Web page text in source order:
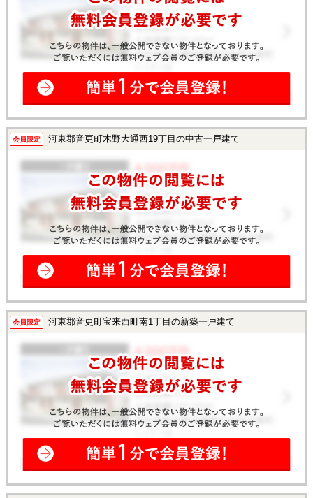
会員限定 河東郡音更町木野大通西19丁目の中古一戸建て
会員限定 河東郡音更町宝来西町南1丁目の新築一戸建て